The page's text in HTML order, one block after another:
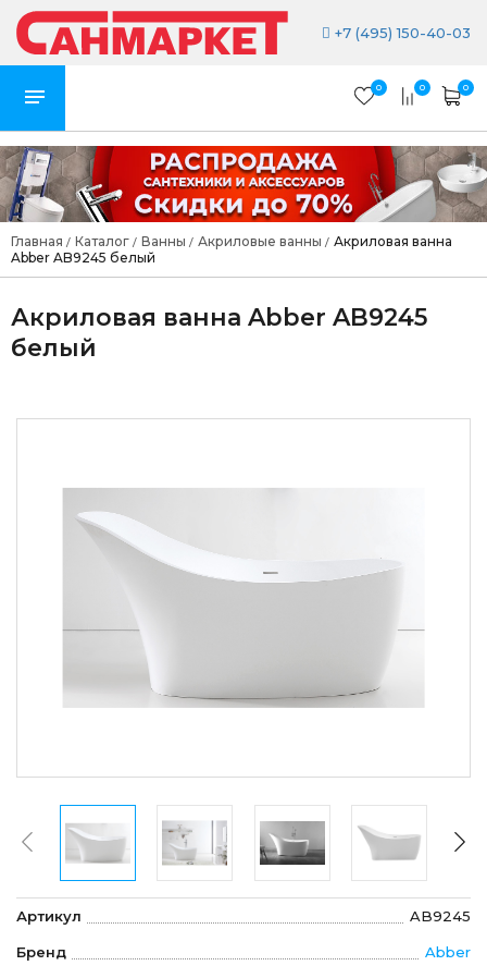
+7 (495) 150-40-03
0 0 0
Главная / Каталог / Ванны / Акриловые ванны / Акриловая ванна
Abber AB9245 белый
Акриловая ванна Abber AB9245
белый
Артикул AB9245
Бренд Abber